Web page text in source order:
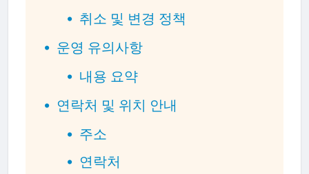
취소 및 변경 정책
운영 유의사항
내용 요약
연락처 및 위치 안내
주소
연락처